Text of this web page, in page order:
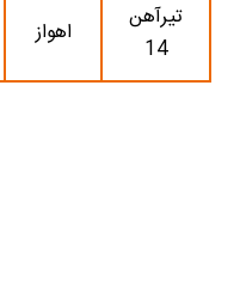
تیرآهن
14
اهواز